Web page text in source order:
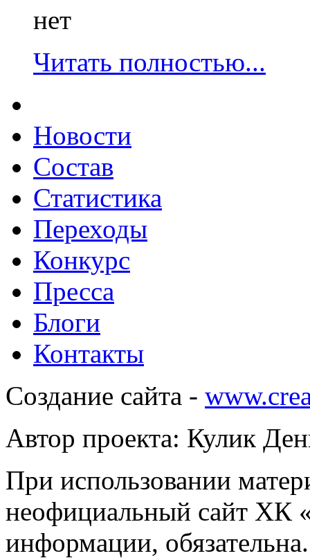
нет
Читать полностью...
Новости
Состав
Статистика
Переходы
Конкурс
Пресса
Блоги
Контакты
Создание сайта -
Автор проекта: Кулик
При использовании
неофициальный сайт ХК
информации, обязательна.